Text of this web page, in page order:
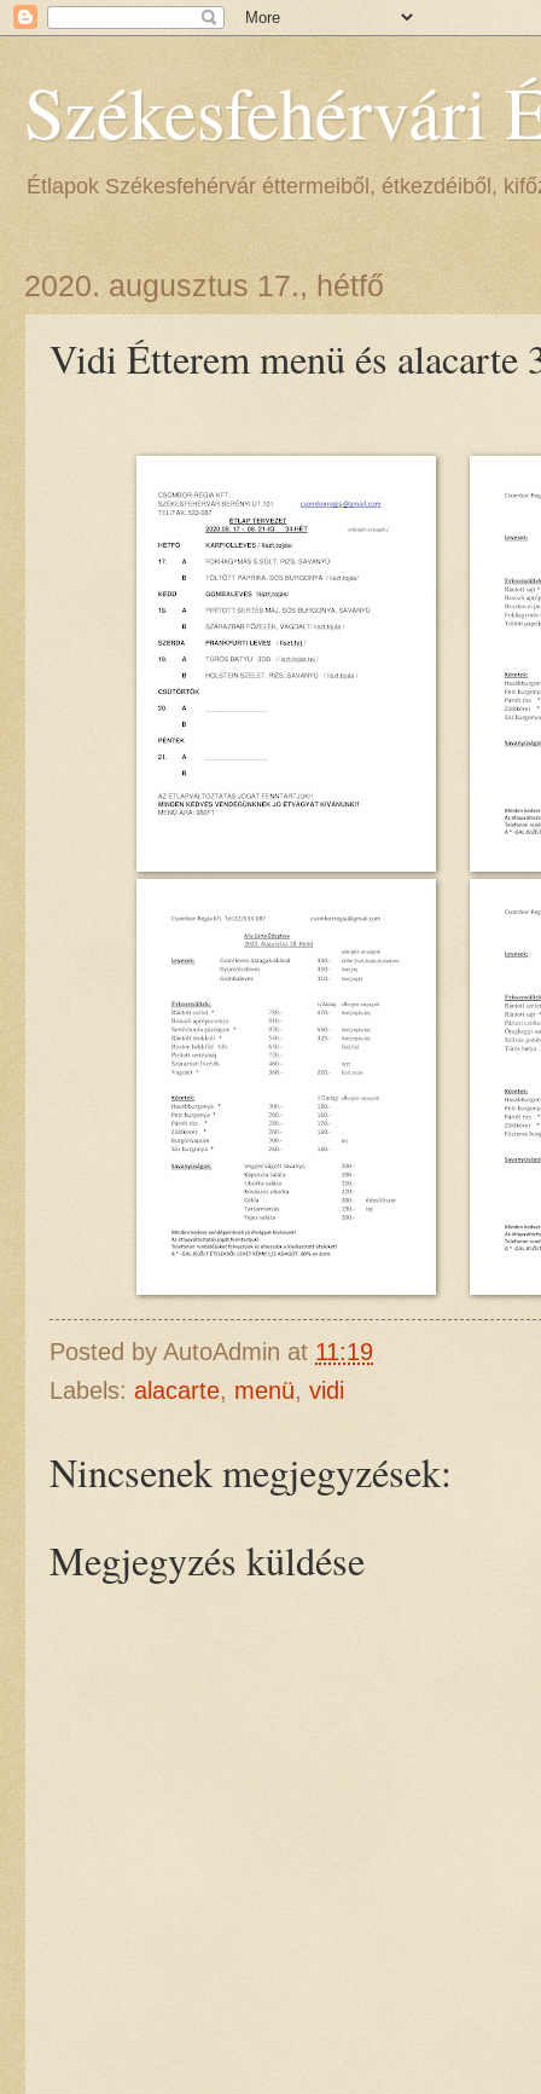
Székesfehérvári
Étlapok Székesfehérvár éttermeiből, étkezdéiből,
2020. augusztus 17., hétfő
Vidi Étterem menü és alacarte
Posted by AutoAdmin at 11:19
Labels: alacarte, menü, vidi
Nincsenek megjegyzések:
Megjegyzés küldése